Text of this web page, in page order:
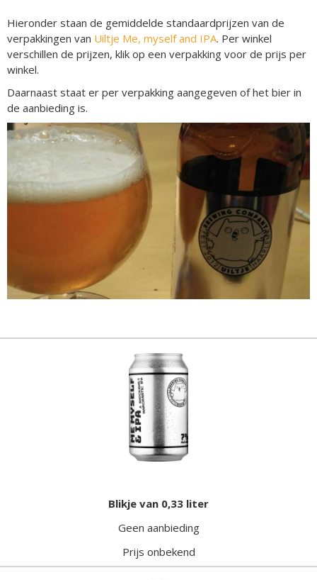
Hieronder staan de gemiddelde standaardprijzen van de
verpakkingen van Uiltje Me, myself and IPA. Per winkel
verschillen de prijzen, klik op een verpakking voor de prijs per
winkel.
Daarnaast staat er per verpakking aangegeven of het bier in
de aanbieding is.
Blikje van 0,33 liter
Geen aanbieding
Prijs onbekend